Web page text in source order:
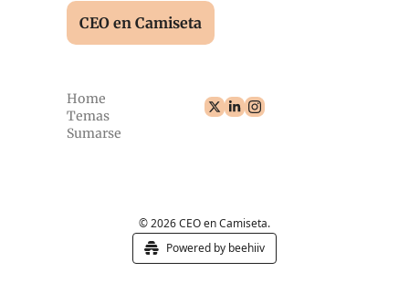
CEO en Camiseta
Home
Temas
Sumarse
© 2026 CEO en Camiseta.
Powered by beehiiv